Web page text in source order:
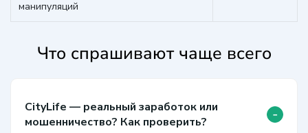
манипуляций
Что спрашивают чаще всего
CityLife — реальный заработок или
мошенничество? Как проверить?
-